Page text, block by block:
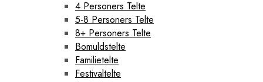
4 Personers Telte
5-8 Personers Telte
8+ Personers Telte
Bomuldstelte
Familietelte
Festivaltelte